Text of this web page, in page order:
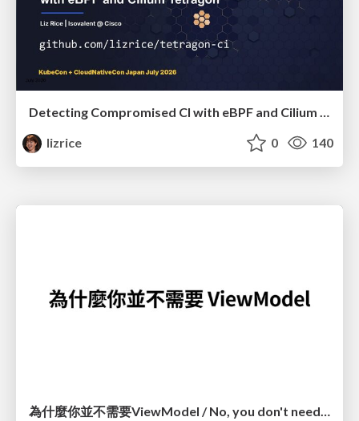
Detecting Compromised CI with eBPF and Cilium Tetragon
lizrice
0 140
為什麼你並不需要ViewModel / No, you don't need a ViewModel